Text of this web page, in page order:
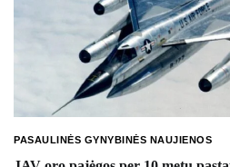
PASAULINĖS GYNYBINĖS NAUJIENOS